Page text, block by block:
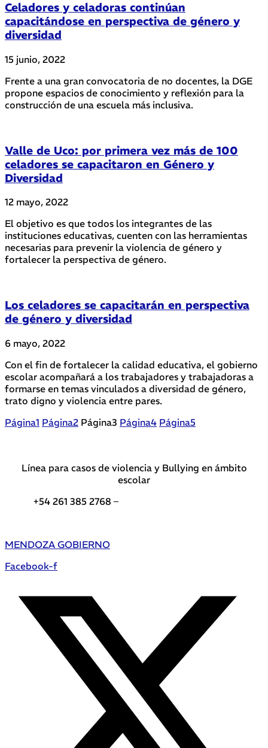
Celadores y celadoras continúan
capacitándose en perspectiva de género y
diversidad
15 junio, 2022
Frente a una gran convocatoria de no docentes, la DGE
propone espacios de conocimiento y reflexión para la
construcción de una escuela más inclusiva.
Valle de Uco: por primera vez más de 100
celadores se capacitaron en Género y
Diversidad
12 mayo, 2022
El objetivo es que todos los integrantes de las
instituciones educativas, cuenten con las herramientas
necesarias para prevenir la violencia de género y
fortalecer la perspectiva de género.
Los celadores se capacitarán en perspectiva
de género y diversidad
6 mayo, 2022
Con el fin de fortalecer la calidad educativa, el gobierno
escolar acompañará a los trabajadores y trabajadoras a
formarse en temas vinculados a diversidad de género,
trato digno y violencia entre pares.
Página1 Página2 Página3 Página4 Página5
Línea para casos de violencia y Bullying en ámbito
escolar
+54 261 385 2768 –
MENDOZA GOBIERNO
Facebook-f